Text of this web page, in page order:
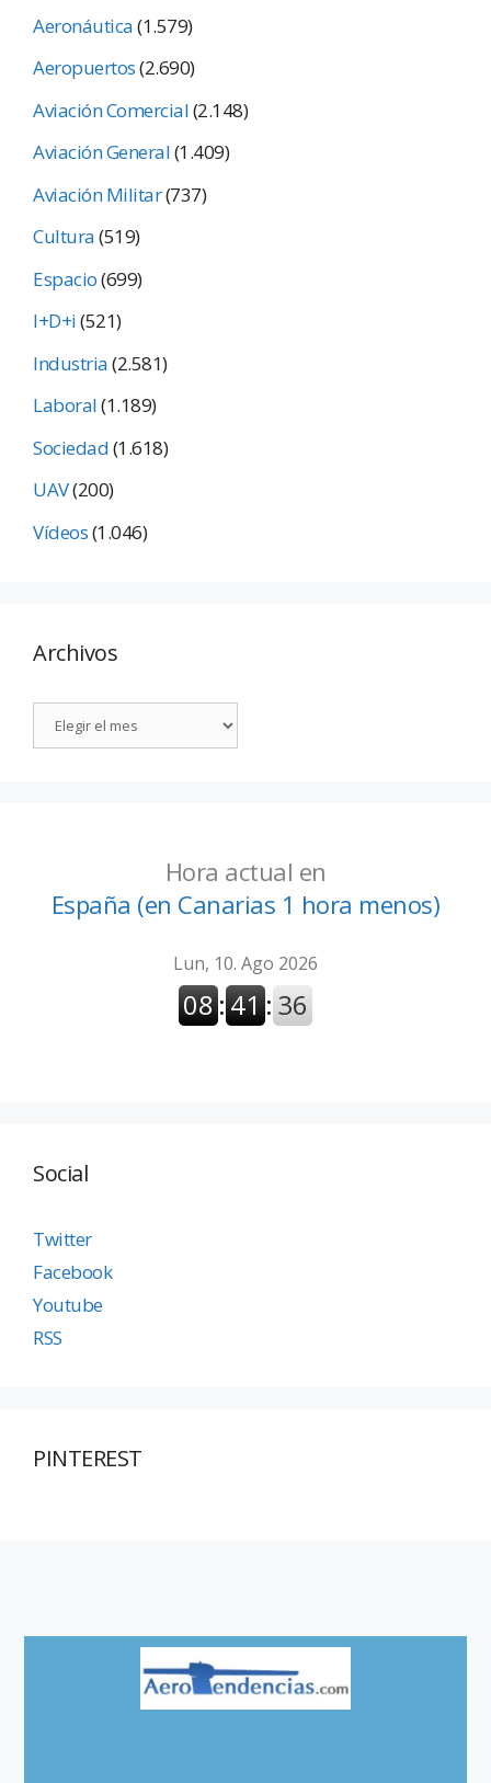
Aeronáutica(1.579)
Aeropuertos(2.690)
Aviación Comercial(2.148)
Aviación General(1.409)
Aviación Militar(737)
Cultura(519)
Espacio(699)
I+D+i(521)
Industria(2.581)
Laboral(1.189)
Sociedad(1.618)
UAV(200)
Vídeos(1.046)
Archivos
Hora actual en
España (en Canarias 1 hora menos)
Social
Twitter
Facebook
Youtube
RSS
PINTEREST